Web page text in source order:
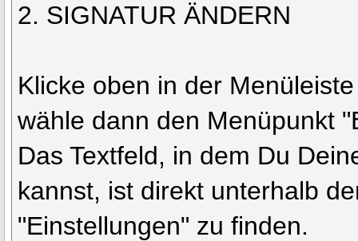
2. SIGNATUR ÄNDERN
Klicke oben in der
wähle dann den Menüpunkt
Das Textfeld, in dem Du
kannst, ist direkt unterhalb
"Einstellungen" zu finden.